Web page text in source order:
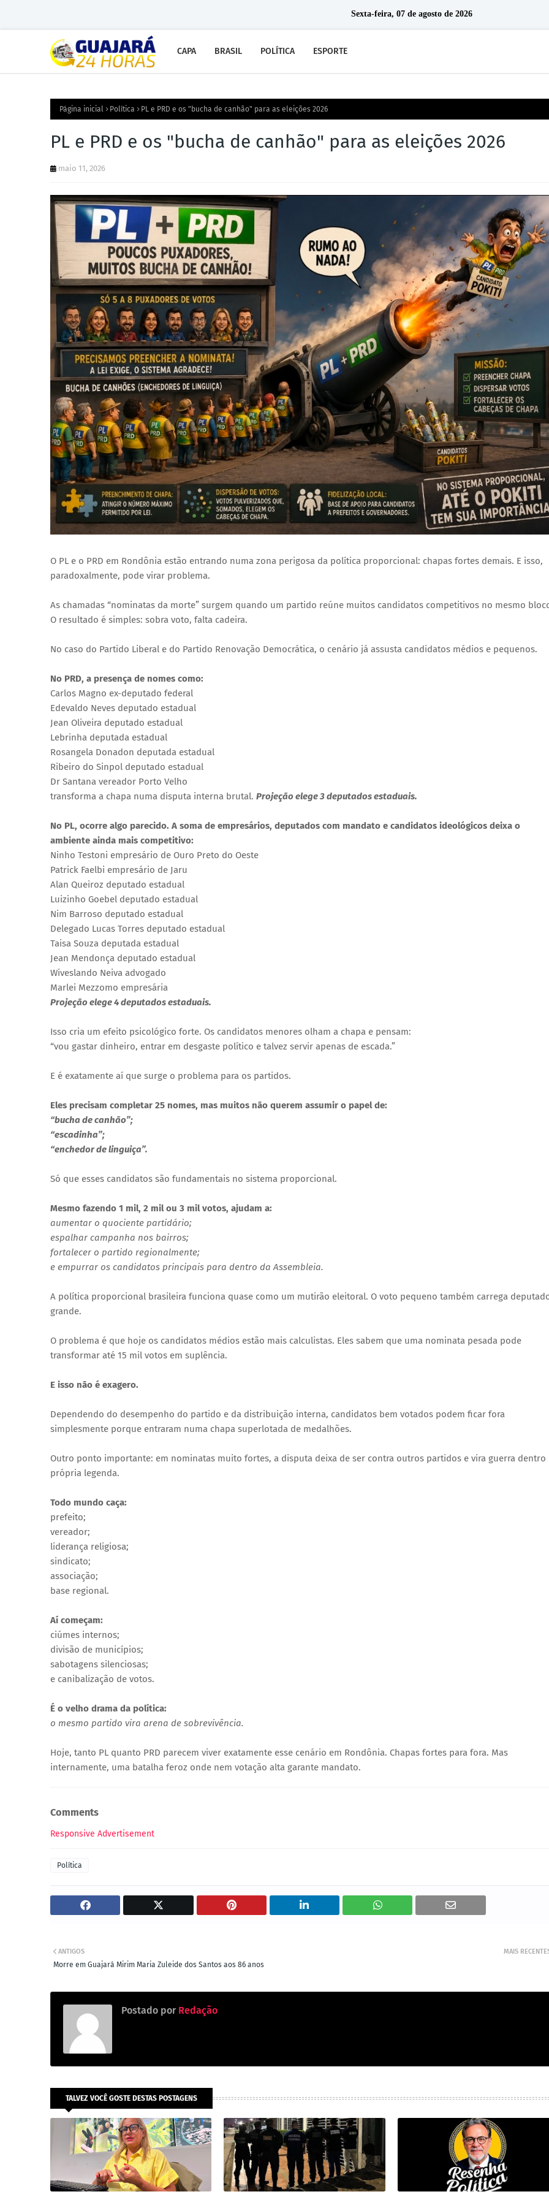
Sexta-feira, 07 de agosto de 2026
CAPA BRASIL POLÍTICA ESPORTE
Página inicial Política PL e PRD e os "bucha de canhão" para as eleições 2026
PL e PRD e os "bucha de canhão" para as eleições 2026
maio 11, 2026
O PL e o PRD em Rondônia estão entrando numa zona perigosa da política proporcional: chapas fortes demais. E isso,
paradoxalmente, pode virar problema.
As chamadas “nominatas da morte” surgem quando um partido reúne muitos candidatos competitivos no mesmo
O resultado é simples: sobra voto, falta cadeira.
No caso do Partido Liberal e do Partido Renovação Democrática, o cenário já assusta candidatos médios e pequenos.
No PRD, a presença de nomes como:
Carlos Magno ex-deputado federal
Edevaldo Neves deputado estadual
Jean Oliveira deputado estadual
Lebrinha deputada estadual
Rosangela Donadon deputada estadual
Ribeiro do Sinpol deputado estadual
Dr Santana vereador Porto Velho
transforma a chapa numa disputa interna brutal. Projeção elege 3 deputados estaduais.
No PL, ocorre algo parecido. A soma de empresários, deputados com mandato e candidatos ideológicos deixa o
ambiente ainda mais competitivo:
Ninho Testoni empresário de Ouro Preto do Oeste
Patrick Faelbi empresário de Jaru
Alan Queiroz deputado estadual
Luizinho Goebel deputado estadual
Nim Barroso deputado estadual
Delegado Lucas Torres deputado estadual
Taisa Souza deputada estadual
Jean Mendonça deputado estadual
Wiveslando Neiva advogado
Marlei Mezzomo empresária
Projeção elege 4 deputados estaduais.
Isso cria um efeito psicológico forte. Os candidatos menores olham a chapa e pensam:
“vou gastar dinheiro, entrar em desgaste político e talvez servir apenas de escada.”
E é exatamente aí que surge o problema para os partidos.
Eles precisam completar 25 nomes, mas muitos não querem assumir o papel de:
“bucha de canhão”;
“escadinha”;
“enchedor de linguiça”.
Só que esses candidatos são fundamentais no sistema proporcional.
Mesmo fazendo 1 mil, 2 mil ou 3 mil votos, ajudam a:
aumentar o quociente partidário;
espalhar campanha nos bairros;
fortalecer o partido regionalmente;
e empurrar os candidatos principais para dentro da Assembleia.
A política proporcional brasileira funciona quase como um mutirão eleitoral. O voto pequeno também carrega
grande.
O problema é que hoje os candidatos médios estão mais calculistas. Eles sabem que uma nominata pesada pode
transformar até 15 mil votos em suplência.
E isso não é exagero.
Dependendo do desempenho do partido e da distribuição interna, candidatos bem votados podem ficar fora
simplesmente porque entraram numa chapa superlotada de medalhões.
Outro ponto importante: em nominatas muito fortes, a disputa deixa de ser contra outros partidos e vira guerra dentro
própria legenda.
Todo mundo caça:
prefeito;
vereador;
liderança religiosa;
sindicato;
associação;
base regional.
Aí começam:
ciúmes internos;
divisão de municípios;
sabotagens silenciosas;
e canibalização de votos.
É o velho drama da política:
o mesmo partido vira arena de sobrevivência.
Hoje, tanto PL quanto PRD parecem viver exatamente esse cenário em Rondônia. Chapas fortes para fora. Mas
internamente, uma batalha feroz onde nem votação alta garante mandato.
Comments
Responsive Advertisement
Política
MAIS
ANTIGOS
Morre em Guajará Mirim Maria Zuleide dos Santos aos 86 anos
Postado por Redação
TALVEZ VOCÊ GOSTE DESTAS POSTAGENS